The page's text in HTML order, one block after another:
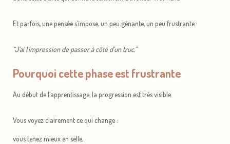
Et parfois, une pensée s’impose, un peu gênante, un peu frustrante :
“J’ai l’impression de passer à côté d’un truc.”
Pourquoi cette phase est frustrante
Au début de l’apprentissage, la progression est très visible.
Vous voyez clairement ce qui change :
vous tenez mieux en selle,